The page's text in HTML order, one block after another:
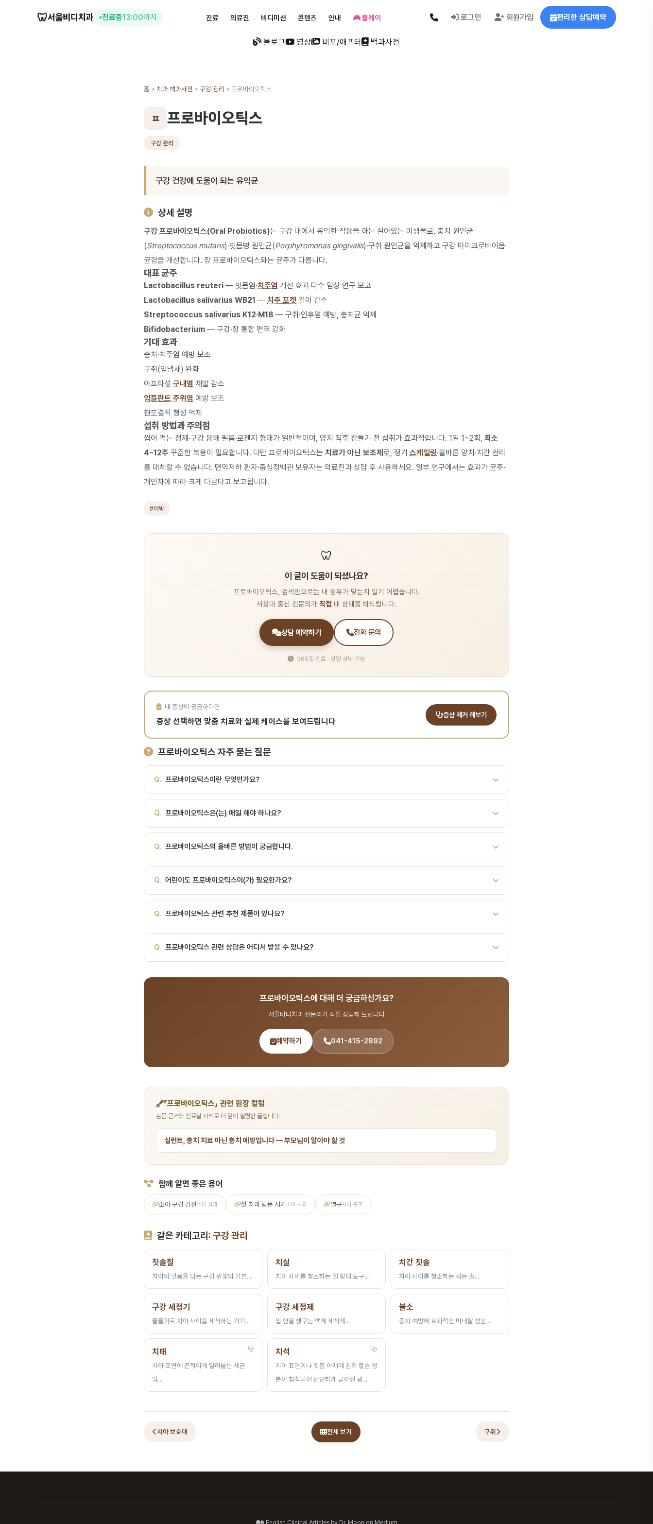
🦷서울비디치과 진료중13:00까지 진료 의료진 비디미션 콘텐츠 안내 🎮 플레이 로그인 회원가입 편리한 상담예약
블로그 영상 비포/애프터 백과사전
홈 > 치과 백과사전 > 구강 관리 > 프로바이오틱스
ㅍ 프로바이오틱스
구강 관리
구강 건강에 도움이 되는 유익균
상세 설명
구강 프로바이오틱스(Oral Probiotics)는 구강 내에서 유익한 작용을 하는 살아있는 미생물로, 충치 원인균
(Streptococcus mutans)·잇몸병 원인균(Porphyromonas gingivalis)·구취 원인균을 억제하고 구강 마이크로바이옴
균형을 개선합니다. 장 프로바이오틱스와는 균주가 다릅니다.
대표 균주
Lactobacillus reuteri — 잇몸염·치주염 개선 효과 다수 임상 연구 보고
Lactobacillus salivarius WB21 — 치주 포켓 깊이 감소
Streptococcus salivarius K12·M18 — 구취·인후염 예방, 충치균 억제
Bifidobacterium — 구강·장 통합 면역 강화
기대 효과
충치·치주염 예방 보조
구취(입냄새) 완화
아프타성 구내염 재발 감소
임플란트 주위염 예방 보조
편도결석 형성 억제
섭취 방법과 주의점
씹어 먹는 정제·구강 용해 필름·로젠지 형태가 일반적이며, 양치 직후 잠들기 전 섭취가 효과적입니다. 1일 1~2회, 최소
4~12주 꾸준한 복용이 필요합니다. 다만 프로바이오틱스는 치료가 아닌 보조제 로, 정기 스케일링·올바른 양치·치간 관리
를 대체할 수 없습니다. 면역저하 환자·중심정맥관 보유자는 의료진과 상담 후 사용하세요. 일부 연구에서는 효과가 균주·
개인차에 따라 크게 다르다고 보고됩니다.
#예방
🦷
이 글이 도움이 되셨나요?
프로바이오틱스, 검색만으로는 내 경우가 맞는지 알기 어렵습니다.
서울대 출신 전문의가 직접 내 상태를 봐드립니다.
상담 예약하기 전화 문의
365일 진료 · 당일 상담 가능
내 증상이 궁금하다면
증상 선택하면 맞춤 치료와 실제 케이스를 보여드립니다
증상 체커 해보기
프로바이오틱스 자주 묻는 질문
Q. 프로바이오틱스이란 무엇인가요?
로, 충치 원인균(Streptococcus mutans)·잇몸병 원인균(Porphyromonas gingivalis)·구취 원인균을 억제하고 구강 마이크
로바이옴 균형을 개선합니다. 장 프로바이오틱스와는 균주가 다릅니다.대표 균주Lactobacillus reuteri — 잇몸염·치주염 개선 효
과 다수 임상 연구 보고Lactobacillus salivarius WB21 — 치주 포켓 깊이 감소Streptococcus salivarius K12·M18 — 구
성 구내염 재발 감소임플…
Q. 프로바이오틱스은(는) 매일 해야 하나요?
으로 예방할 수 있습니다.
Q. 프로바이오틱스의 올바른 방법이 궁금합니다.
관리법을 교육해 드립니다.
Q. 어린이도 프로바이오틱스이(가) 필요한가요?
합니다.
Q. 프로바이오틱스 관련 추천 제품이 있나요?
Q. 프로바이오틱스 관련 상담은 어디서 받을 수 있나요?
프로바이오틱스에 대해 더 궁금하신가요?
서울비디치과 전문의가 직접 상담해 드립니다
예약하기 041-415-2892
「프로바이오틱스」 관련 원장 컬럼
논문 근거와 진료실 사례로 더 깊이 설명한 글입니다.
실런트, 충치 치료 아닌 충치 예방입니다 — 부모님이 알아야 할 것
함께 알면 좋은 용어
소아 구강 검진소아 치과 첫 치과 방문 시기소아 치과 열구치아 구조
같은 카테고리: 구강 관리
칫솔질
치아와 잇몸을 닦는 구강 위생의 기본...
치실
치아 사이를 청소하는 실 형태 도구...
치간 칫솔
치아 사이를 청소하는 작은 솔...
구강 세정기
물줄기로 치아 사이를 세척하는 기기...
구강 세정제
입 안을 헹구는 액체 세척제...
불소
충치 예방에 효과적인 미네랄 성분...
치태
치아 표면에 끈적이게 달라붙는 세균
막...
치석
치아 표면이나 잇몸 아래에 침의 칼슘 성
분이 침착되어 단단하게 굳어진 광...
치아 보호대 전체 보기 구취
English Clinical Articles by Dr. Moon on Medium